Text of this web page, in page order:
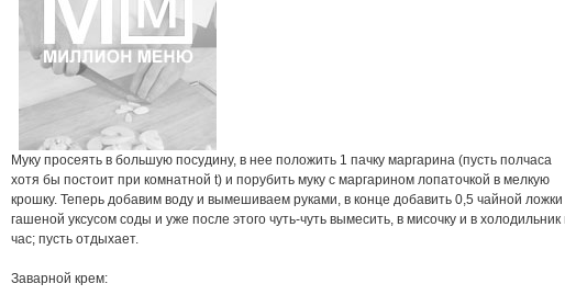
Муку просеять в большую посудину, в нее положить 1 пачку маргарина (пусть полчаса
хотя бы постоит при комнатной t) и порубить муку с маргарином лопаточкой в мелкую
крошку. Теперь добавим воду и вымешиваем руками, в конце добавить 0,5 чайной ложки
гашеной уксусом соды и уже после этого чуть-чуть вымесить, в мисочку и в холодильник
час; пусть отдыхает.
Заварной крем: